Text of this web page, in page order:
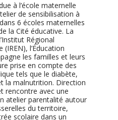
à l’école maternelle
de sensibilisation à
6 écoles maternelles
la Cité éducative. La
Régional
l’Éducation
les familles et leurs
prise en compte des
tels que le diabète,
la malnutrition. Direction
rencontre avec une
atelier parentalité autour
du territoire,
scolaire dans un